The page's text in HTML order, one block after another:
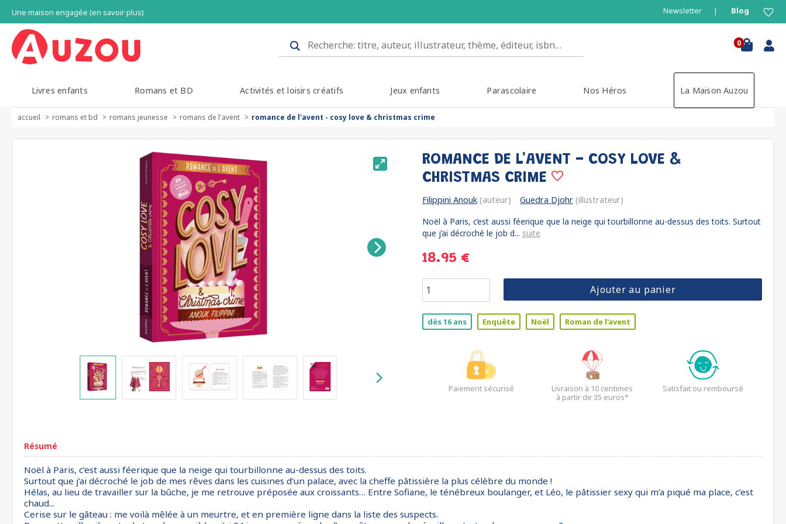
Une maison engagée (en savoir plus) Newsletter Blog
0
Livres enfants Romans et BD Activités et loisirs créatifs Jeux enfants Parascolaire Nos Héros La Maison Auzou
accueil romans et bd romans jeunesse romans de l'avent romance de l'avent - cosy love & christmas crime
ROMANCE DE L'AVENT - COSY LOVE &
CHRISTMAS CRIME
Filippini Anouk (auteur) Guedra Djohr (illustrateur)
Noël à Paris, c’est aussi féerique que la neige qui tourbillonne au-dessus des toits. Surtout
que j’ai décroché le job d... suite
18.95 €
Ajouter au panier
dès 16 ans Enquête Noël Roman de l'avent
Paiement sécurisé
Livraison à 10 centimes
à partir de 35 euros*
Satisfait ou remboursé
Résumé
Noël à Paris, c’est aussi féerique que la neige qui tourbillonne au-dessus des toits.
Surtout que j’ai décroché le job de mes rêves dans les cuisines d’un palace, avec la cheffe pâtissière la plus célèbre du monde !
Hélas, au lieu de travailler sur la bûche, je me retrouve préposée aux croissants… Entre Sofiane, le ténébreux boulanger, et Léo, le pâtissier sexy qui m’a piqué ma place, c’est
chaud...
Cerise sur le gâteau : me voilà mêlée à un meurtre, et en première ligne dans la liste des suspects.